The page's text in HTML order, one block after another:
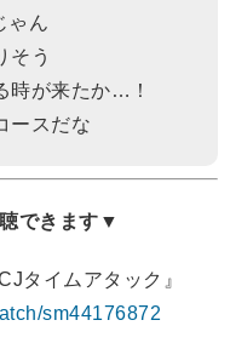
ゃん
そう
時が来たか…！
ースだな
できます▼
タイムアタック』
sm44176872